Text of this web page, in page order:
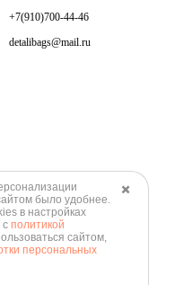
+7(910)700-44-46
detalibags@mail.ru
✖️
было удобнее.
в настройках
с политикой
сайтом,
персональных